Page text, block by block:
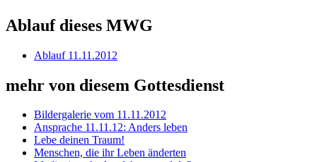
Ablauf dieses MWG
Ablauf 11.11.2012
mehr von diesem Gottesdienst
Bildergalerie vom 11.11.2012
Ansprache 11.11.12: Anders leben
Lebe deinen Traum!
Menschen, die ihr Leben änderten